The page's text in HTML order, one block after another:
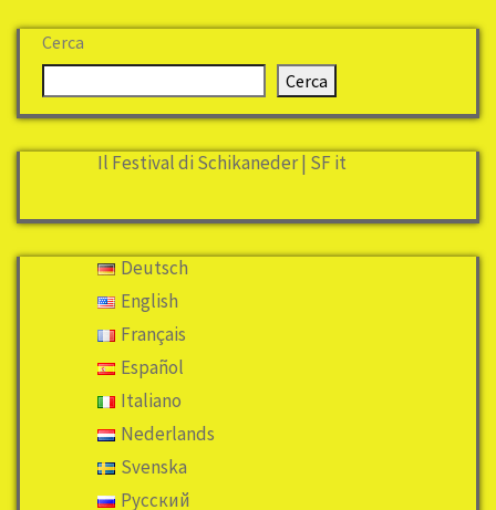
Cerca
Cerca
Il Festival di Schikaneder | SF it
Deutsch
English
Français
Español
Italiano
Nederlands
Svenska
Русский